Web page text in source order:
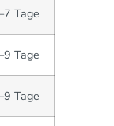
Tage
Tage
Tage